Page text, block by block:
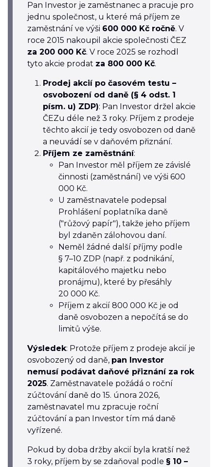
Pan Investor je zaměstnanec a pracuje pro
jednu společnost, u které má příjem ze
zaměstnání ve výši 600 000 Kč ročně. V
roce 2015 nakoupil akcie společnosti ČEZ
za 200 000 Kč. V roce 2025 se rozhodl
tyto akcie prodat za 800 000 Kč.
Prodej akcií po časovém testu –
osvobození od daně (§ 4 odst. 1
písm. u) ZDP): Pan Investor držel akcie
ČEZu déle než 3 roky. Příjem z prodeje
těchto akcií je tedy osvobozen od daně
a neuvádí se v daňovém přiznání.
Příjem ze zaměstnání:
Pan Investor měl příjem ze závislé
činnosti (zaměstnání) ve výši 600
000 Kč.
U zaměstnavatele podepsal
Prohlášení poplatníka daně
("růžový papír"), takže jeho příjem
byl zdaněn zálohovou daní.
Neměl žádné další příjmy podle
§ 7–10 ZDP (např. z podnikání,
kapitálového majetku nebo
pronájmu), které by přesáhly
20 000 Kč.
Příjem z akcií 800 000 Kč je od
daně osvobozen a nepočítá se do
limitů výše.
Výsledek: Protože příjem z prodeje akcií je
osvobozený od daně, pan Investor
nemusí podávat daňové přiznání za rok
2025. Zaměstnavatele požádá o roční
zúčtování daně do 15. února 2026,
zaměstnavatel mu zpracuje roční
zúčtování a pan Investor tím má daně
vyřízené.
Pokud by doba držby akcií byla kratší než
3 roky, příjem by se zdaňoval podle § 10 –